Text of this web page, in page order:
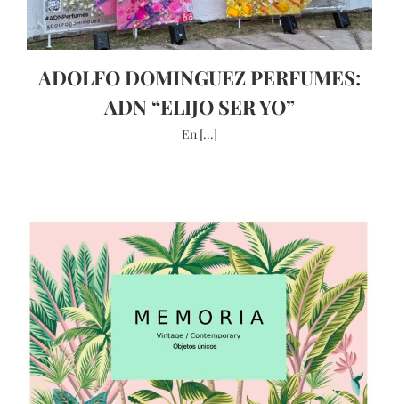
ADOLFO DOMINGUEZ PERFUMES:
ADN “ELIJO SER YO”
En [...]